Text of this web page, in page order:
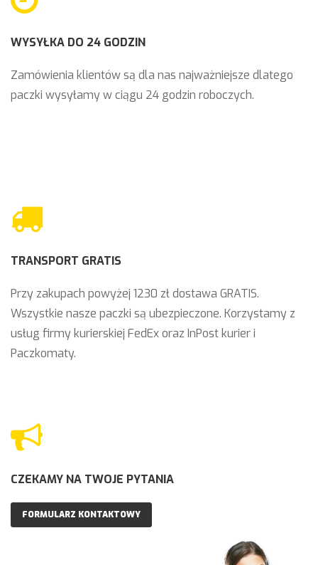
WYSYŁKA DO 24 GODZIN
Zamówienia klientów są dla nas najważniejsze dlatego
paczki wysyłamy w ciągu 24 godzin roboczych.
TRANSPORT GRATIS
Przy zakupach powyżej 1230 zł dostawa GRATIS.
Wszystkie nasze paczki są ubezpieczone. Korzystamy z
usług firmy kurierskiej FedEx oraz InPost kurier i
Paczkomaty.
CZEKAMY NA TWOJE PYTANIA
FORMULARZ KONTAKTOWY